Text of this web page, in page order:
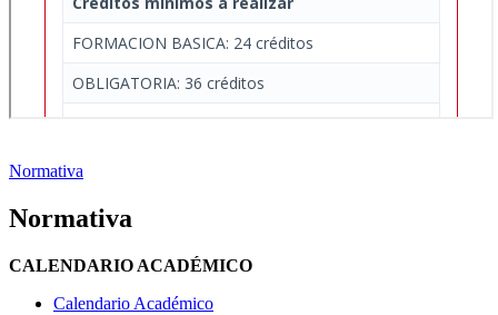
Normativa
Normativa
CALENDARIO ACADÉMICO
Calendario Académico